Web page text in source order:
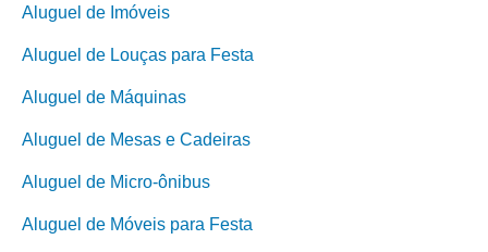
Aluguel de Imóveis
Aluguel de Louças para Festa
Aluguel de Máquinas
Aluguel de Mesas e Cadeiras
Aluguel de Micro-ônibus
Aluguel de Móveis para Festa